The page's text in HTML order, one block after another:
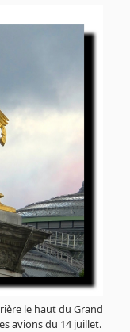
le haut du Grand
avions du 14 juillet.